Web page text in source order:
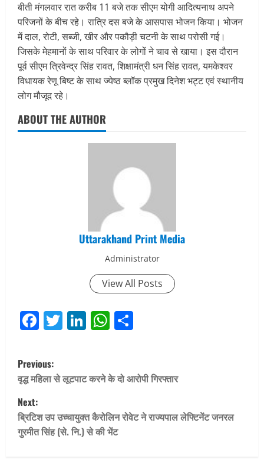
बीती मंगलवार रात करीब 11 बजे तक सीएम योगी आदित्यनाथ अपने
परिजनों के बीच रहे। रात्रि दस बजे के आसपास भोजन किया। भोजन
में दाल, रोटी, सब्जी, खीर और पकौड़ी चटनी के साथ परोसी गई।
जिसके मेहमानों के साथ परिवार के लोगों ने चाव से खाया। इस दौरान
पूर्व सीएम त्रिवेन्द्र सिंह रावत, शिक्षामंत्री धन सिंह रावत, यमकेश्वर
विधायक रेणू बिष्ट के साथ ज्येष्ठ ब्लॉक प्रमुख दिनेश भट्ट एवं स्थानीय
लोग मौजूद रहे।
ABOUT THE AUTHOR
Uttarakhand Print Media
Administrator
View All Posts
Facebook
Twitter
LinkedIn
WhatsApp
P
o
s
t
Previous:
वृद्ध महिला से लूटपाट करने के दो आरोपी गिरफ्तार
Next:
ब्रिटिश उप उच्चायुक्त कैरोलिन रोवेट ने राज्यपाल लेफ्टिनेंट जनरल
गुरमीत सिंह (से. नि.) से की भेंट